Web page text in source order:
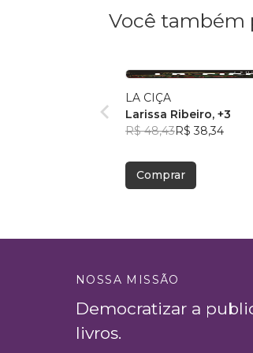
Você também
LA CIÇA
Larissa Ribeiro, +3
R$ 48,43R$ 38,34
Comprar
NOSSA MISSÃO
Democratizar a
livros.